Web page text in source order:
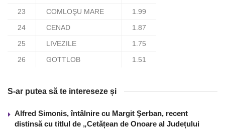
23 COMLOŞU MARE 1.99
24 CENAD 1.87
25 LIVEZILE 1.75
26 GOTTLOB 1.51
S-ar putea să te intereseze și
Alfred Simonis, întâlnire cu Margit Şerban, recent
distinsă cu titlul de „Cetățean de Onoare al Județului